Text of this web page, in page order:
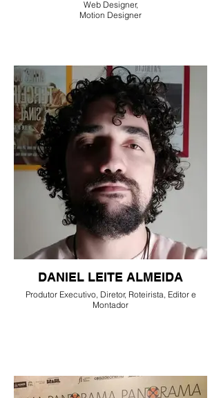
Web Designer,
Motion Designer
DANIEL LEITE ALMEIDA
Produtor Executivo, Diretor, Roteirista, Editor e
Montador